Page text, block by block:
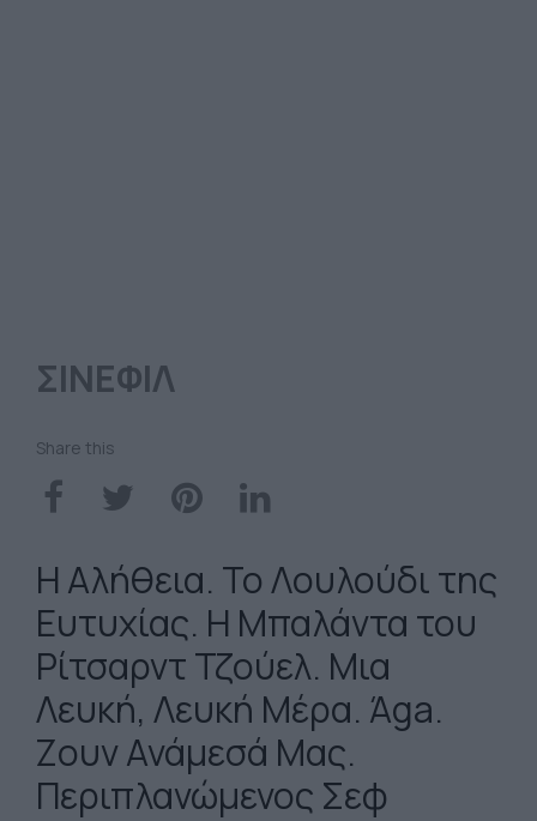
ΣΙΝΕΦΙΛ
Share this
Η Αλήθεια. Το Λουλούδι της
Ευτυχίας. Η Μπαλάντα του
Ρίτσαρντ Τζούελ. Μια
Λευκή, Λευκή Μέρα. Άga.
Ζουν Ανάμεσά Μας.
Περιπλανώμενος Σεφ